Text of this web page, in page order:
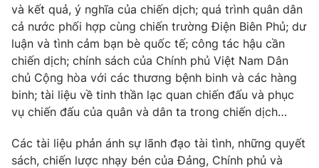
Photo Infographic
Video Shorts video
VTV Money VTV Thể thao
VTV Sức khoẻ Bất động sản
và kết quả, ý nghĩa của chiến dịch; quá trình quân dân
cả nước phối hợp cùng chiến trường Điện Biên Phủ; dư
luận và tình cảm bạn bè quốc tế; công tác hậu cần
chiến dịch; chính sách của Chính phủ Việt Nam Dân
chủ Cộng hòa với các thương bệnh binh và các hàng
binh; tài liệu về tinh thần lạc quan chiến đấu và phục
vụ chiến đấu của quân và dân ta trong chiến dịch…
Các tài liệu phản ánh sự lãnh đạo tài tình, những quyết
sách, chiến lược nhạy bén của Đảng, Chính phủ và